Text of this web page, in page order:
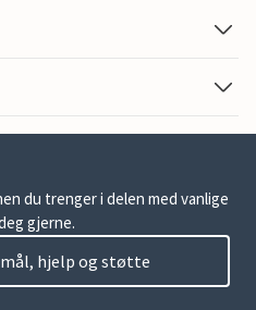
du trenger i delen med vanlige
gjerne.
hjelp og støtte